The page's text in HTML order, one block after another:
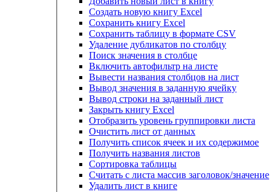
Создать новую книгу Excel
Сохранить книгу Excel
Сохранить таблицу в формате CSV
Удаление дубликатов по столбцу
Поиск значения в столбце
Включить автофильтр на листе
Вывести названия столбцов на лист
Вывод значения в заданную ячейку
Вывод строки на заданный лист
Закрыть книгу Excel
Отобразить уровень группировки листа
Очистить лист от данных
Получить список ячеек и их содержимое
Получить названия листов
Сортировка таблицы
Считать с листа массив заголовок/значение
Удалить лист в книге